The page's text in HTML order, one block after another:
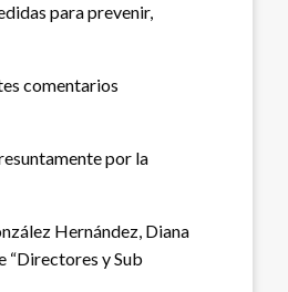
para prevenir,
comentarios
por la
Hernández, Diana
“Directores y Sub